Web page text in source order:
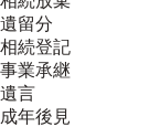
遺留分
相続登記
事業承継
遺言
成年後見